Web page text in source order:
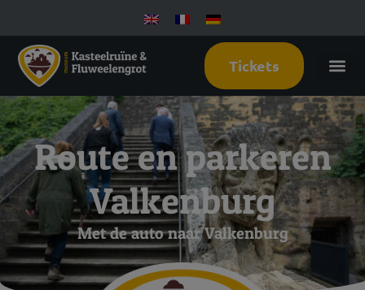
Tickets
Route en parkeren
Valkenburg
Met de auto naar Valkenburg